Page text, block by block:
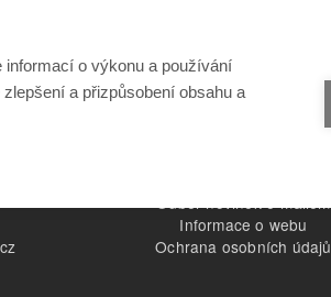
Informace o webu
Ochrana osobních údajů
o výkonu a používání
a přizpůsobení obsahu a